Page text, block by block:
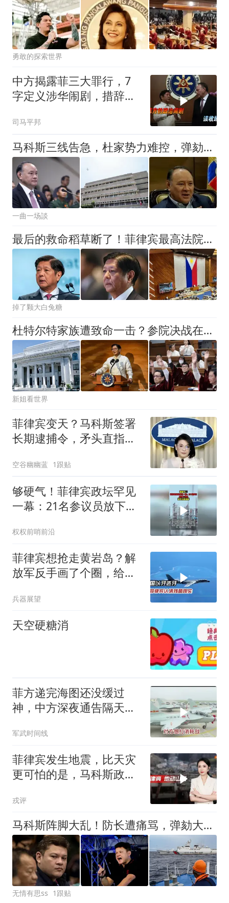
勇敢的探索世界
中方揭露菲三大罪行，7
字定义涉华闹剧，措辞严
司马平邦
马科斯三线告急，杜家势力难控，弹劾案陷被动
一曲一场談
最后的救命稻草断了！菲律宾最高法院裁定弹劾合法，萨拉被判出局
掉了颗大白兔糖
杜特尔特家族遭致命一击？参院决战在即，菲律宾政坛恐要变天了
新姐看世界
菲律宾变天？马科斯签署
长期逮捕令，矛头直指杜
空谷幽幽蓝 1跟贴
够硬气！菲律宾政坛罕见
一幕：21名参议员放下分
权权前哨前沿
菲律宾想抢走黄岩岛？解
放军反手画了个圈，给了
兵器展望
天空硬糖消
菲方递完海图还没缓过
神，中方深夜通告隔天就
黄岩岛上空
军武时间线
菲律宾发生地震，比天灾
更可怕的是，马科斯政府
戎评
马科斯阵脚大乱！防长遭痛骂，弹劾大戏反转，亲信反手送免死金牌
无情有思ss 1跟贴